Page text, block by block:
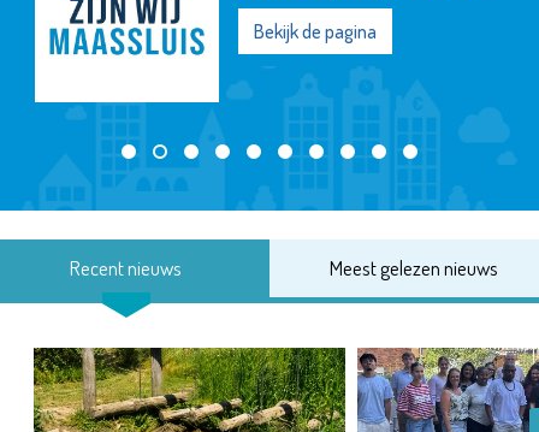
Bekijk de pagina
Recent nieuws Meest gelezen nieuws